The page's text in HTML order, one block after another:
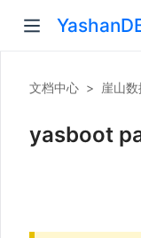
文档中心 > 崖山
yasboot